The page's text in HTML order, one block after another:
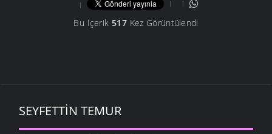
Bu İçerik 517Kez Görüntülendi
SEYFETTIN TEMUR